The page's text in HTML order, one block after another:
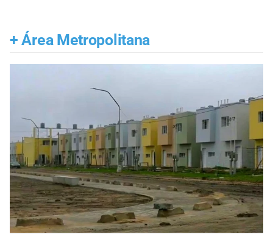
+ Área Metropolitana